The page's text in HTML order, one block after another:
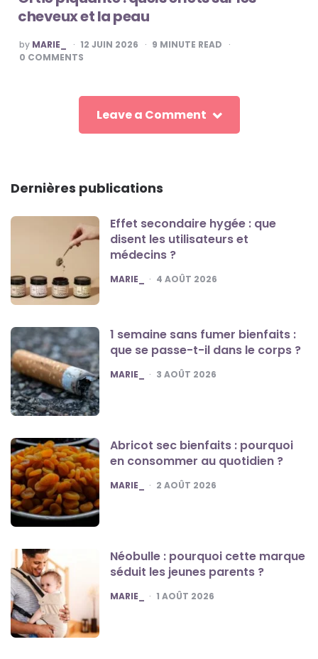
cheveux et la peau
POSTED
BY
by MARIE_ 12 JUIN 2026 9 MINUTE READ
0 COMMENTS
Leave a Comment
Dernières publications
Effet secondaire hygée : que
disent les utilisateurs et
médecins ?
POSTED
MARIE_ 4 AOÛT 2026
1 semaine sans fumer bienfaits :
que se passe-t-il dans le corps ?
POSTED
MARIE_ 3 AOÛT 2026
Abricot sec bienfaits : pourquoi
en consommer au quotidien ?
POSTED
MARIE_ 2 AOÛT 2026
Néobulle : pourquoi cette marque
séduit les jeunes parents ?
POSTED
MARIE_ 1 AOÛT 2026